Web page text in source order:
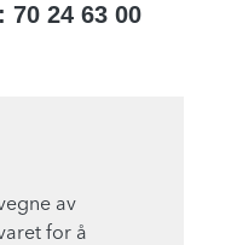
70 24 63 00
av
for å